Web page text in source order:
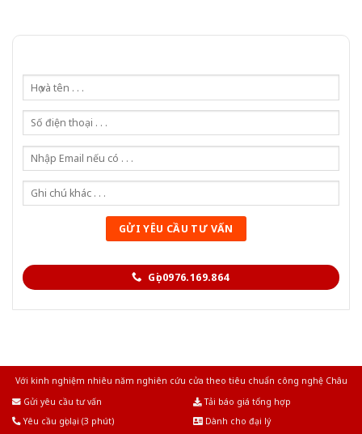
Gọi 0976.169.864
Với kinh nghiệm nhiêu năm nghiên cứu cửa theo tiêu chuẩn công nghệ Châu
Gửi yêu cầu tư vấn
Tải báo giá tổng hợp
Yêu cầu gọi lại (3 phút)
Dành cho đại lý